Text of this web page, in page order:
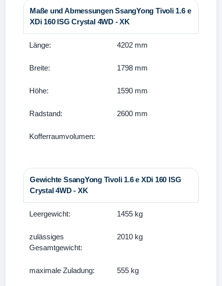
Maße und Abmessungen SsangYong Tivoli 1.6 e
XDi 160 ISG Crystal 4WD - XK
Länge: 4202 mm
Breite: 1798 mm
Höhe: 1590 mm
Radstand: 2600 mm
Kofferraumvolumen:
Gewichte SsangYong Tivoli 1.6 e XDi 160 ISG
Crystal 4WD - XK
Leergewicht: 1455 kg
zulässiges
Gesamtgewicht:
2010 kg
maximale Zuladung: 555 kg